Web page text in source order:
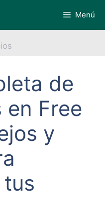
Menú
de
en Free
y